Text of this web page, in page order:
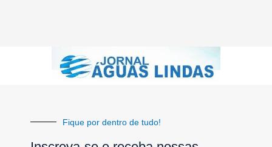
Fique por dentro de tudo!